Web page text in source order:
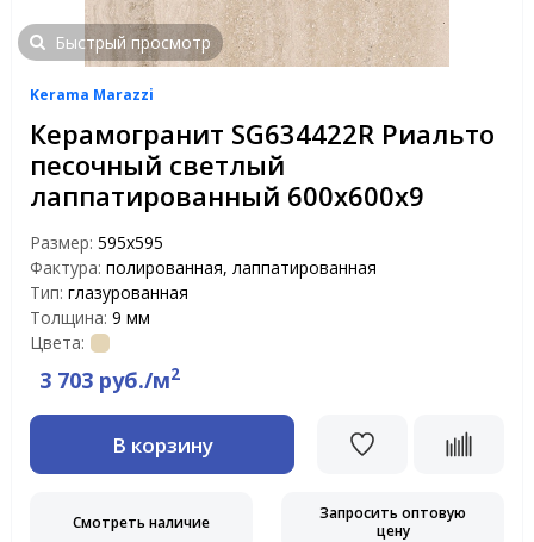
Быстрый просмотр
Kerama Marazzi
Керамогранит SG634422R Риальто
песочный светлый
лаппатированный 600х600х9
Размер: 595x595
Фактура: полированная, лаппатированная
Тип: глазурованная
Толщина: 9 мм
Цвета:
3 703 руб./м2
В корзину
Смотреть наличие
Запросить оптовую
цену